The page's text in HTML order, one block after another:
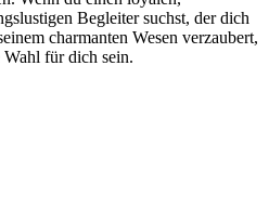
Begleiter suchst, der dich
charmanten Wesen verzaubert,
für dich sein.